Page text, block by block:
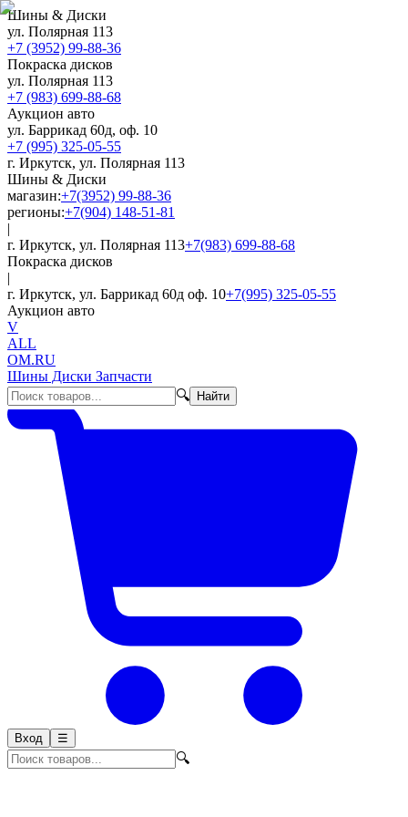
Шины & Диски
ул. Полярная 113
+7 (3952) 99-88-36
Покраска дисков
ул. Полярная 113
+7 (983) 699-88-68
Аукцион авто
ул. Баррикад 60д, оф. 10
+7 (995) 325-05-55
г. Иркутск, ул. Полярная 113
Шины & Диски
магазин:+7(3952) 99-88-36
регионы:+7(904) 148-51-81
|
г. Иркутск, ул. Полярная 113+7(983) 699-88-68
Покраска дисков
|
г. Иркутск, ул. Баррикад 60д оф. 10+7(995) 325-05-55
Аукцион авто
V
ALL
OM.RU
Шины Диски Запчасти
🔍
Найти
Вход ☰
🔍